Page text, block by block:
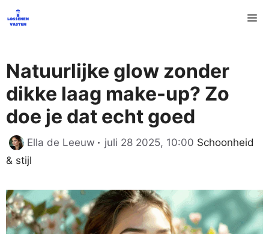
naar
Natuurlijke glow zonder
dikke laag make-up? Zo
doe je dat echt goed
Ella de Leeuw juli 28 2025, 10:00 Categorieën
Schoonheid
& stijl